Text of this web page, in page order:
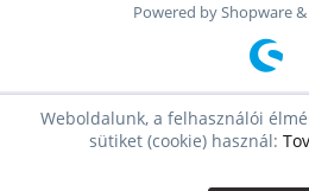
Powered by Shopware &
Weboldalunk, a felhasználói
sütiket (cookie) használ: